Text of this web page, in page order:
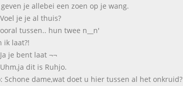
geven je allebei een zoen op je wang.
je je al thuis?
tussen.. hun twee n__n'
ik laat?!
je bent laat ¬¬
dit is Ruhjo.
Schone dame,wat doet u hier tussen al het onkruid?